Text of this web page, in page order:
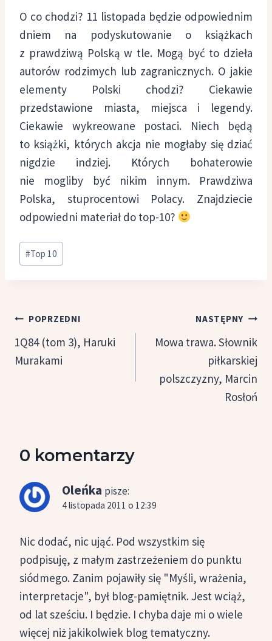
O co chodzi? 11 listopada będzie odpowiednim
dniem na podyskutowanie o książkach
z prawdziwą Polską w tle. Mogą być to dzieła
autorów rodzimych lub zagranicznych. O jakie
elementy Polski chodzi? Ciekawie
przedstawione miasta, miejsca i legendy.
Ciekawie wykreowane postaci. Niech będą
to książki, których akcja nie mogłaby się dziać
nigdzie indziej. Których bohaterowie
nie mogliby być nikim innym. Prawdziwa
Polska, stuprocentowi Polacy. Znajdziecie
odpowiedni materiał do top-10?
Tagi
wpisu:
#Top 10
Nawigacja
wpisu
POPRZEDNI
1Q84 (tom 3), Haruki
Murakami
NASTĘPNY
Mowa trawa. Słownik
piłkarskiej
polszczyzny, Marcin
Rosłoń
0 komentarzy
Oleńka pisze:
4 listopada 2011 o 12:39
Nic dodać, nic ująć. Pod wszystkim się
podpisuję, z małym zastrzeżeniem do punktu
siódmego. Zanim pojawiły się "Myśli, wrażenia,
interpretacje", był blog-pamiętnik. Jest wciąż,
od lat sześciu. I będzie. I chyba daje mi o wiele
więcej niż jakikolwiek blog tematyczny.